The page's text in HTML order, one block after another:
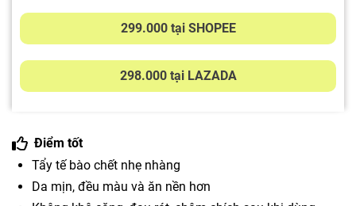
299.000 tại SHOPEE
298.000 tại LAZADA
Điểm tốt
Tẩy tế bào chết nhẹ nhàng
Da mịn, đều màu và ăn nền hơn